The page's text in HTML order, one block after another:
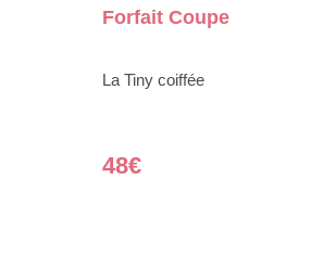
Forfait Coupe
La Tiny coiffée
48€